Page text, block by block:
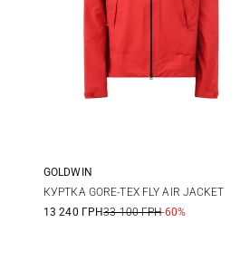
S M L
GOLDWIN
КУРТКА GORE-TEX FLY AIR JACKET
13 240 ГРН33 100 ГРН-60%